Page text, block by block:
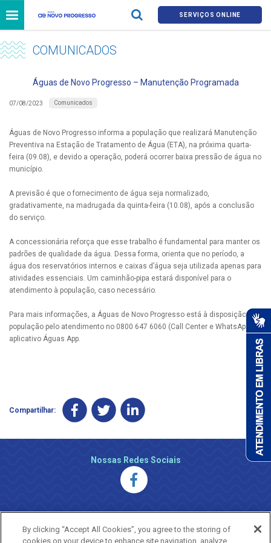
SERVIÇOS ONLINE
COMUNICADOS
Águas de Novo Progresso – Manutenção Programada
07/08/2023 Comunicados
Águas de Novo Progresso informa a população que realizará Manutenção
Preventiva na Estação de Tratamento de Água (ETA), na próxima quarta-
feira (09.08), e devido a operação, poderá ocorrer baixa pressão de água no
município.
A previsão é que o fornecimento de água seja normalizado,
gradativamente, na madrugada da quinta-feira (10.08), após a conclusão
do serviço.
A concessionária reforça que esse trabalho é fundamental para manter os
padrões de qualidade da água. Dessa forma, orienta que no período, a
água dos reservatórios internos e caixas d’água seja utilizada apenas para
atividades essenciais. Um caminhão-pipa estará disponível para o
atendimento à população, caso necessário.
Para mais informações, a Águas de Novo Progresso está à disposição da
população pelo atendimento no 0800 647 6060 (Call Center e WhatsApp) e
aplicativo Águas App.
Compartilhar:
Nossas Redes Sociais
By clicking “Accept All Cookies”, you agree to the storing of
cookies on your device to enhance site navigation, analyze